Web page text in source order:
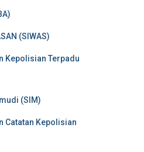
(SIWAS)
Kepolisian Terpadu
(SIM)
Catatan Kepolisian